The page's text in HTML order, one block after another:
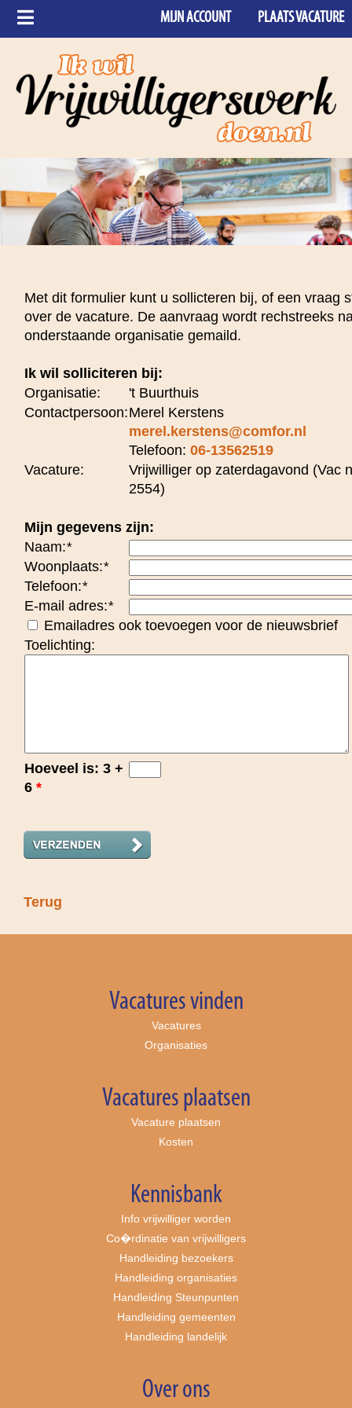
PLAATS VACATURE
MIJN ACCOUNT
Met dit formulier kunt u sollicteren bij, of een vraag
over de vacature. De aanvraag wordt rechstreeks
onderstaande organisatie gemaild.
Ik wil solliciteren bij:
Organisatie:
't Buurthuis
Contactpersoon:Merel Kerstens
merel.kerstens@comfor.nl
Telefoon: 06-13562519
Vacature:
Vrijwilliger op zaterdagavond (Vac
2554)
Mijn gegevens zijn:
Naam:*
Woonplaats:*
Telefoon:*
E-mail adres:*
Emailadres ook toevoegen voor de nieuwsbrief
Toelichting:
Hoeveel is: 3 +
6 *
Terug
Vacatures vinden
Vacatures
Organisaties
Vacatures plaatsen
Vacature plaatsen
Kosten
Kennisbank
Info vrijwilliger worden
Co�rdinatie van vrijwilligers
Handleiding bezoekers
Handleiding organisaties
Handleiding Steunpunten
Handleiding gemeenten
Handleiding landelijk
Over ons